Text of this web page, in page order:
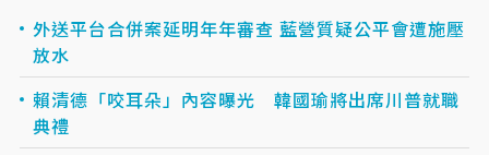
外送平台合併案延明年年審查 藍營質疑公平會遭施壓
放水
賴清德「咬耳朵」內容曝光 韓國瑜將出席川普就職
典禮